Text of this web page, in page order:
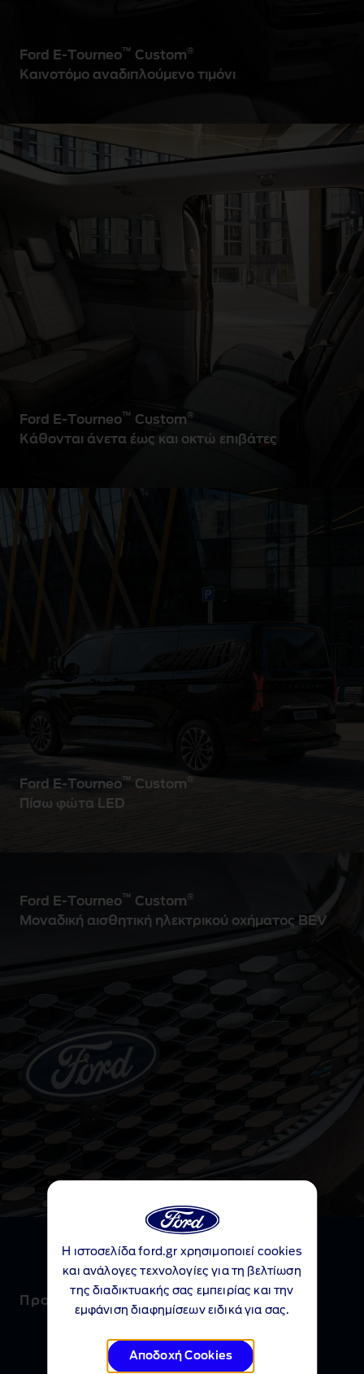
Ford E-Tourneo™ Custom®
Καινοτόμο αναδιπλούμενο τιμόνι
Ford E-Tourneo™ Custom®
Κάθονται άνετα έως και οκτώ επιβάτες
Ford E-Tourneo™ Custom ®
Πίσω φώτα LED
Ford E-Tourneo™ Custom®
Μοναδική αισθητική ηλεκτρικού οχήματος BEV
Προωθητικά προγράμματα
Η ιστοσελίδα ford.gr χρησιμοποιεί cookies
και ανάλογες τεχνολογίες για τη βελτίωση
της διαδικτυακής σας εμπειρίας και την
εμφάνιση διαφημίσεων ειδικά για σας.
Αποδοχή Cookies